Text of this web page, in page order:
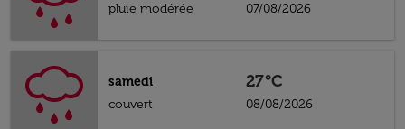
pluie modérée
07/08/2026
samedi
couvert
27°C
08/08/2026